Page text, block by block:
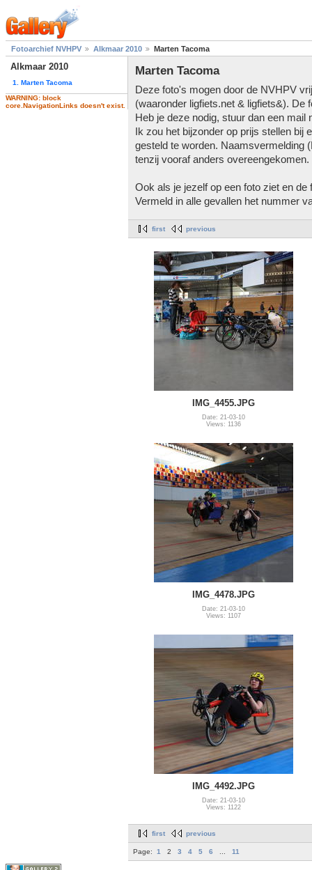
Fotoarchief NVHPV Alkmaar 2010 Marten Tacoma
Alkmaar 2010
1. Marten Tacoma
WARNING: block
core.NavigationLinks doesn't exist.
Marten Tacoma
Deze foto's mogen door de NVHPV
(waaronder ligfiets.net & ligfiets&). De
Heb je deze nodig, stuur dan een mail
Ik zou het bijzonder op prijs stellen bij
gesteld te worden. Naamsvermelding
tenzij vooraf anders overeengekomen.
Ook als je jezelf op een foto ziet en
Vermeld in alle gevallen het nummer
first previous
IMG_4455.JPG
Date: 21-03-10
Views: 1136
IMG_4478.JPG
Date: 21-03-10
Views: 1107
IMG_4492.JPG
Date: 21-03-10
Views: 1122
first previous
Page: 1 2 3 4 5 6 11